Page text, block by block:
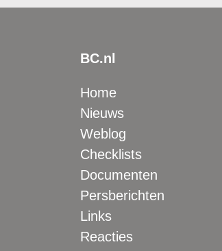
BC.nl
Home
Nieuws
Weblog
Checklists
Documenten
Persberichten
Links
Reacties